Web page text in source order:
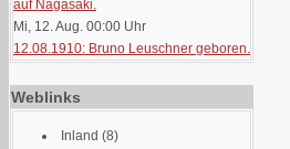
auf Nagasaki.
Mi, 12. Aug. 00:00 Uhr
12.08.1910: Bruno Leuschner geboren.
Weblinks
Inland (8)